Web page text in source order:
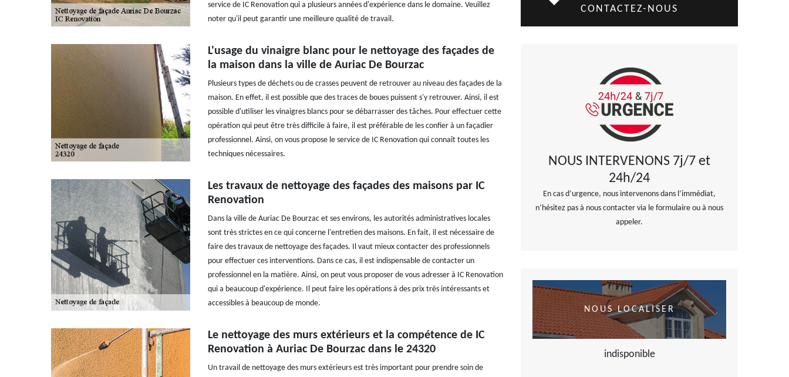
service de IC Renovation qui a plusieurs années d'expérience dans le domaine. Veuillez
noter qu'il peut garantir une meilleure qualité de travail.
L'usage du vinaigre blanc pour le nettoyage des façades de
la maison dans la ville de Auriac De Bourzac
Plusieurs types de déchets ou de crasses peuvent de retrouver au niveau des façades de la
maison. En effet, il est possible que des traces de boues puissent s'y retrouver. Ainsi, il est
possible d'utiliser les vinaigres blancs pour se débarrasser des tâches. Pour effectuer cette
opération qui peut être très difficile à faire, il est préférable de les confier à un façadier
professionnel. Ainsi, on vous propose le service de IC Renovation qui connaît toutes les
techniques nécessaires.
Les travaux de nettoyage des façades des maisons par IC
Renovation
Dans la ville de Auriac De Bourzac et ses environs, les autorités administratives locales
sont très strictes en ce qui concerne l'entretien des maisons. En fait, il est nécessaire de
faire des travaux de nettoyage des façades. Il vaut mieux contacter des professionnels
pour effectuer ces interventions. Dans ce cas, il est indispensable de contacter un
professionnel en la matière. Ainsi, on peut vous proposer de vous adresser à IC Renovation
qui a beaucoup d'expérience. Il peut faire les opérations à des prix très intéressants et
accessibles à beaucoup de monde.
Le nettoyage des murs extérieurs et la compétence de IC
Renovation à Auriac De Bourzac dans le 24320
Un travail de nettoyage des murs extérieurs est très important pour prendre soin de
CONTACTEZ-NOUS
NOUS INTERVENONS 7j/7 et
24h/24
En cas d’urgence, nous intervenons dans l’immédiat,
n’hésitez pas à nous contacter via le formulaire ou à nous
appeler.
NOUS LOCALISER
indisponible